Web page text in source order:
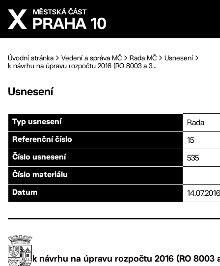
Přejít na hlavní obsah
Úvodní stránka Vedení a správa MČ Rada MČ
Usnesení
k návrhu na úpravu rozpočtu 2016 (RO 8003 a 3...
Usnesení
Typ usnesení Rada
Referenční číslo 15
Číslo usnesení 535
Číslo materiálu
Datum 14.07.2016
k návrhu na úpravu rozpočtu 2016 (RO 8003